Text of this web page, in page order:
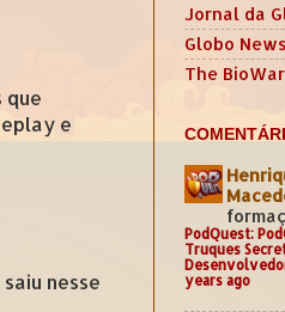
que
e
nesse
Jornal da
Globo
The
PodQuest:
Truques
years ago